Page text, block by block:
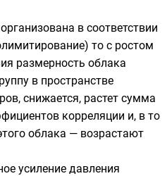
в соответствии
) то с ростом
размерность облака
в пространстве
снижается, растет сумма
корреляции и, в то
облака — возрастают
усиление давления